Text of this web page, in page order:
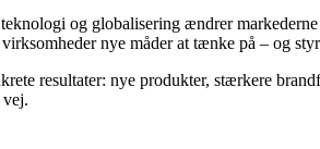
og globalisering ændrer
nye måder at tænke på – og
resultater: nye produkter, stærkere